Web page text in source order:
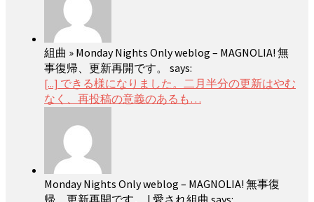
組曲 » Monday Nights Only weblog – MAGNOLIA! 無
事復帰、更新再開です。 says:
[...] できる様になりました。二月半分の更新はやむ
なく、再投稿の意義のあるも…
Monday Nights Only weblog – MAGNOLIA! 無事復
帰、更新再開です。 | 愛され組曲 says: